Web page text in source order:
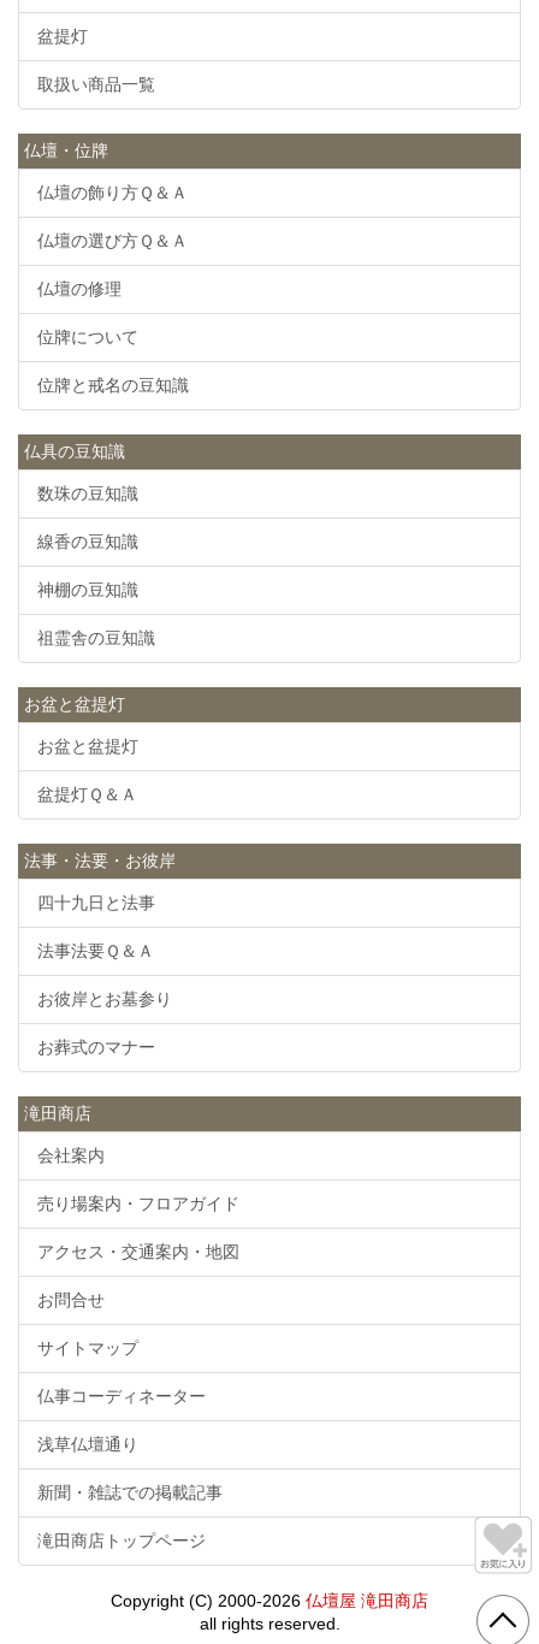
盆提灯
取扱い商品一覧
仏壇・位牌
仏壇の飾り方Ｑ＆Ａ
仏壇の選び方Ｑ＆Ａ
仏壇の修理
位牌について
位牌と戒名の豆知識
仏具の豆知識
数珠の豆知識
線香の豆知識
神棚の豆知識
祖霊舎の豆知識
お盆と盆提灯
お盆と盆提灯
盆提灯Ｑ＆Ａ
法事・法要・お彼岸
四十九日と法事
法事法要Ｑ＆Ａ
お彼岸とお墓参り
お葬式のマナー
滝田商店
会社案内
売り場案内・フロアガイド
アクセス・交通案内・地図
お問合せ
サイトマップ
仏事コーディネーター
浅草仏壇通り
新聞・雑誌での掲載記事
滝田商店トップページ
Copyright (C) 2000-2026 仏壇屋 滝田商店
all rights reserved.